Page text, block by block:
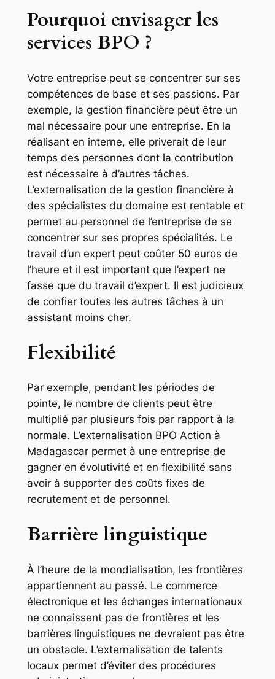
Pourquoi envisager les
services BPO ?
Votre entreprise peut se concentrer sur ses
compétences de base et ses passions. Par
exemple, la gestion financière peut être un
mal nécessaire pour une entreprise. En la
réalisant en interne, elle priverait de leur
temps des personnes dont la contribution
est nécessaire à d’autres tâches.
L’externalisation de la gestion financière à
des spécialistes du domaine est rentable et
permet au personnel de l’entreprise de se
concentrer sur ses propres spécialités. Le
travail d’un expert peut coûter 50 euros de
l’heure et il est important que l’expert ne
fasse que du travail d’expert. Il est judicieux
de confier toutes les autres tâches à un
assistant moins cher.
Flexibilité
Par exemple, pendant les périodes de
pointe, le nombre de clients peut être
multiplié par plusieurs fois par rapport à la
normale. L’externalisation BPO Action à
Madagascar permet à une entreprise de
gagner en évolutivité et en flexibilité sans
avoir à supporter des coûts fixes de
recrutement et de personnel.
Barrière linguistique
À l’heure de la mondialisation, les frontières
appartiennent au passé. Le commerce
électronique et les échanges internationaux
ne connaissent pas de frontières et les
barrières linguistiques ne devraient pas être
un obstacle. L’externalisation de talents
locaux permet d’éviter des procédures